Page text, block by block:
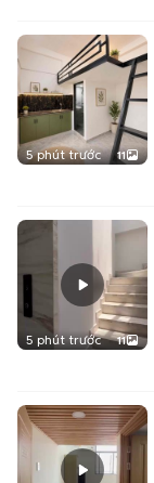
5 phút trước 11
5 phút trước 11